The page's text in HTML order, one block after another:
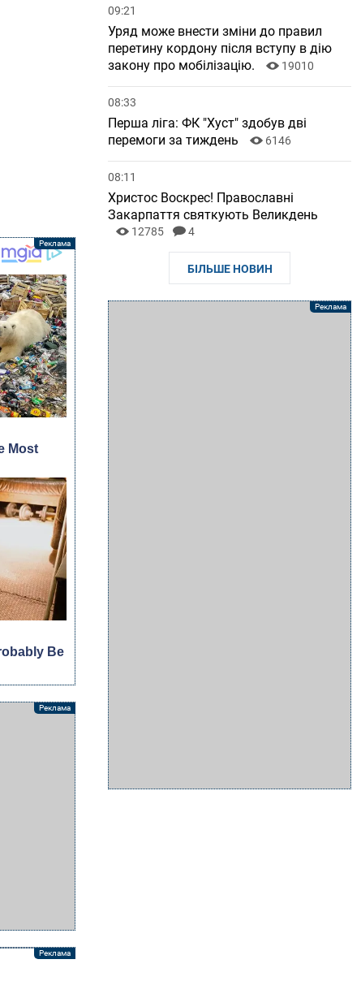
09:21
Уряд може внести зміни до правил
перетину кордону після вступу в дію
закону про мобілізацію.
19010
08:33
Перша ліга: ФК "Хуст" здобув дві
перемоги за тиждень
6146
08:11
Христос Воскрес! Православні
Закарпаття святкують Великдень
12785 4
БІЛЬШЕ НОВИН